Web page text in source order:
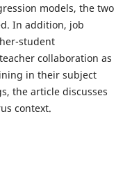
models, the two
In addition, job
student
collaboration as
in their subject
the article discusses
context.